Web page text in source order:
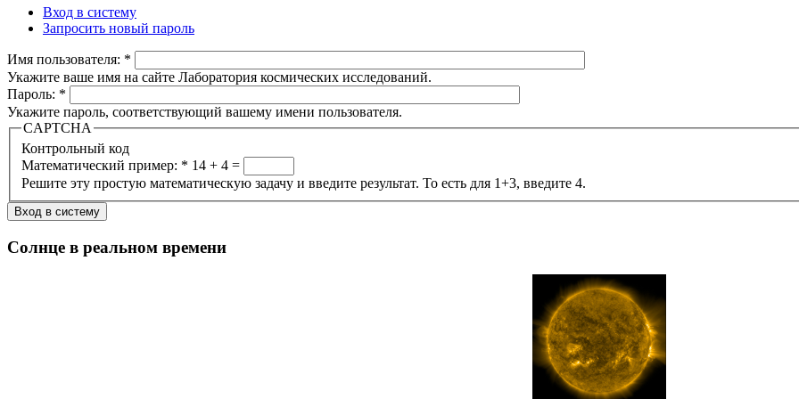
Вход в систему
Запросить новый пароль
Имя пользователя: *
Укажите ваше имя на сайте Лаборатория космических исследований.
Пароль: *
Укажите пароль, соответствующий вашему имени пользователя.
CAPTCHA
Контрольный код
Математический пример: * 14 + 4 =
Решите эту простую математическую задачу и введите результат. То есть для 1+3, введите 4.
Солнце в реальном времени